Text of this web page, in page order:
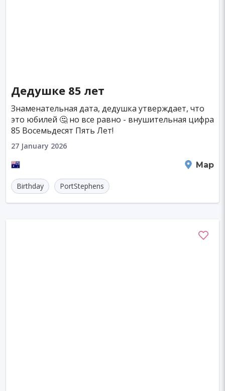
Дедушке 85 лет
Знаменательная дата, дедушка утверждает, что
это юбилей 🤔 но все равно - внушительная цифра
85 Восемьдесят Пять Лет!
27 January 2026
Map
Birthday PortStephens